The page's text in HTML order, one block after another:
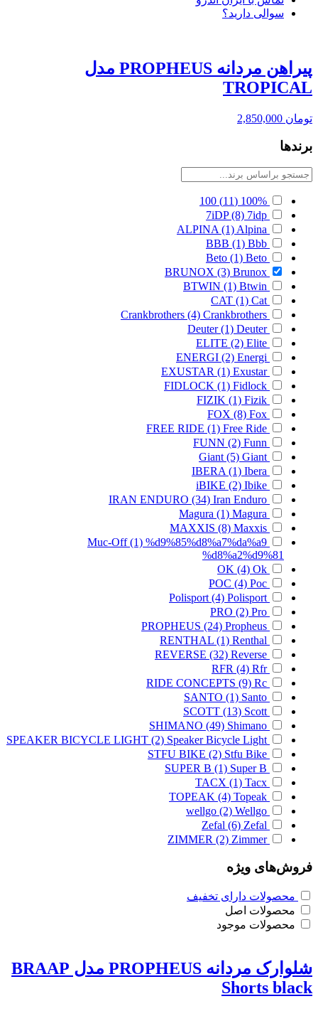
سوالی دارید؟
پیراهن مردانه PROPHEUS مدل
TROPICAL
تومان
برندها
100%
(11)
100
7iDP (8) 7idp
ALPINA (1) Alpina
BBB (1) Bbb
Beto (1) Beto
BRUNOX (3) Brunox
BTWIN (1) Btwin
CAT (1) Cat
Crankbrothers (4) Crankbrothers
Deuter (1) Deuter
ELITE (2) Elite
ENERGI (2) Energi
EXUSTAR (1) Exustar
FIDLOCK (1) Fidlock
FIZIK (1) Fizik
FOX (8) Fox
FREE RIDE (1) Free Ride
FUNN (2) Funn
Giant (5) Giant
IBERA (1) Ibera
iBIKE (2) Ibike
IRAN ENDURO (34) Iran Enduro
Magura (1) Magura
MAXXIS (8) Maxxis
Muc-Off (1) %d9%85%d8%a7%da%a9
%d8%a2%d9%81
OK (4) Ok
POC (4) Poc
Polisport (4) Polisport
PRO (2) Pro
PROPHEUS (24) Propheus
RENTHAL (1) Renthal
REVERSE (32) Reverse
RFR (4) Rfr
RIDE CONCEPTS (9) Rc
SANTO (1) Santo
SCOTT (13) Scott
SHIMANO (49) Shimano
SPEAKER BICYCLE LIGHT (2) Speaker Bicycle Light
STFU BIKE (2) Stfu Bike
SUPER B (1) Super B
TACX (1) Tacx
TOPEAK (4) Topeak
wellgo (2) Wellgo
Zefal (6) Zefal
ZIMMER (2) Zimmer
فروش‌های ویژه
محصولات دارای تخفیف
محصولات اصل
محصولات موجود
شلوارک مردانه PROPHEUS مدل BRAAP
Shorts black